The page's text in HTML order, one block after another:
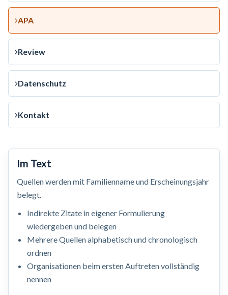
APA
Review
Datenschutz
Kontakt
Im Text
Quellen werden mit Familienname und Erscheinungsjahr
belegt.
Indirekte Zitate in eigener Formulierung
wiedergeben und belegen
Mehrere Quellen alphabetisch und chronologisch
ordnen
Organisationen beim ersten Auftreten vollständig
nennen